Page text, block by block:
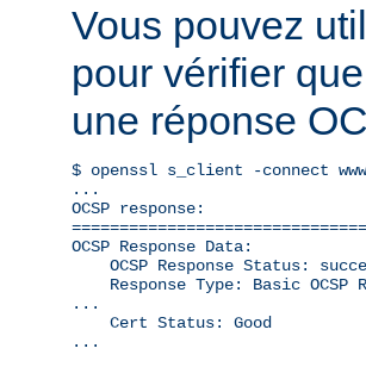
Vous pouvez
pour vérifier
une réponse
$ openssl s_client -connect
...
OCSP response:
OCSP Response Data:
OCSP Response Status:
Response Type: Basic OCSP
...
    Cert Status: Good
...